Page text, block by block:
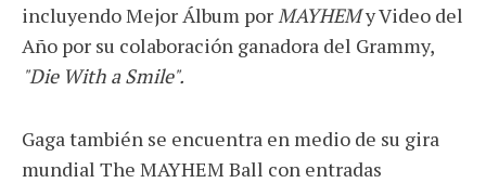
incluyendo Mejor Álbum porMAYHEMy Video del
Año por su colaboración ganadora del Grammy,
"Die With a Smile".
Gaga también se encuentra en medio de su gira
mundial The MAYHEM Ball con entradas